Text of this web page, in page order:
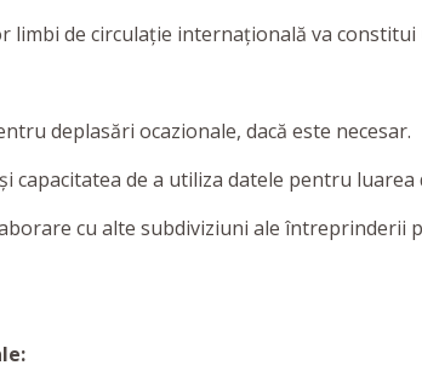
limbi de circulație internațională va constitui
deplasări ocazionale, dacă este necesar.
capacitatea de a utiliza datele pentru
cu alte subdiviziuni ale